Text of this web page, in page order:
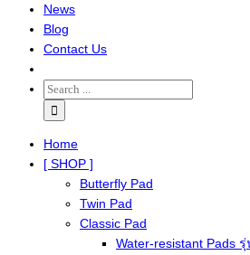
News
Blog
Contact Us
Home
[ SHOP ]
Butterfly Pad
Twin Pad
Classic Pad
Water-resistant Pads